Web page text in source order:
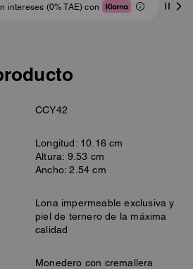
intereses (0% TAE) con
CCY42
Longitud: 10.16 cm
Altura: 9.53 cm
Ancho: 2.54 cm
Lona impermeable exclusiva y
piel de ternero de la máxima
calidad
Monedero con cremallera